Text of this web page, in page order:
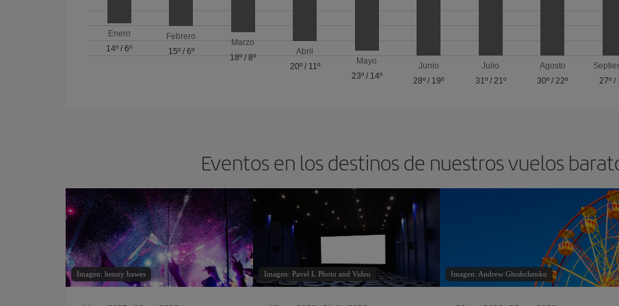
Enero
14º /6º
Febrero
15º/ 6º
Marzo
18º/8º
Abril
20º/ 11º
Mayo
23º/ 14º
Junio
28º / 19º
Julio
31º/ 21º
Agosto
30º /22º
27º/
Eventos en los destinos de nuestros vuelos
Imagen: benny hawes Imagen: Pavel L Photo and Video Imagen: Andrew Glushchenko